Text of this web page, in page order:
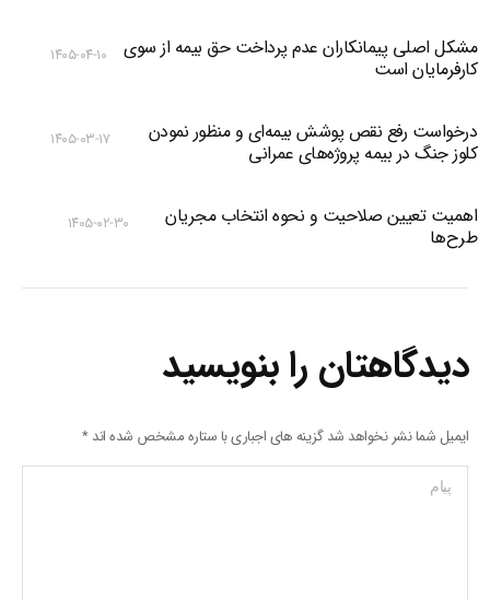
مشکل اصلی پیمانکاران عدم پرداخت حق بیمه از سوی
کارفرمایان است
۱۴۰۵-۰۴-۱۰
درخواست رفع نقص پوشش بیمه‌ای و منظور نمودن
کلوز جنگ در بیمه پروژه‌های عمرانی
۱۴۰۵-۰۳-۱۷
اهمیت تعیین صلاحیت و نحوه انتخاب مجریان
طرح‌ها
۱۴۰۵-۰۲-۳۰
دیدگاهتان را بنویسید
ایمیل شما نشر نخواهد شد گزینه های اجباری با ستاره مشخص شده اند*
پیام